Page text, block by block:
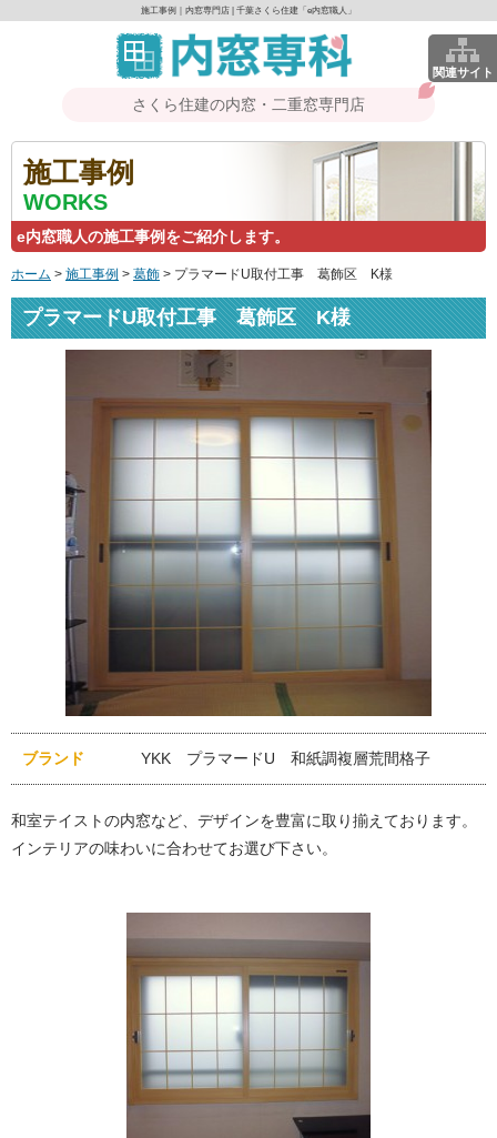
関連サイト
施工事例｜内窓専門店 | 千葉さくら住建「e内窓職人」
さくら住建の内窓・二重窓専門店
施工事例
WORKS
e内窓職人の施工事例をご紹介します。
ホーム > 施工事例 > 葛飾 > プラマードU取付工事 葛飾区 K様
プラマードU取付工事 葛飾区 K様
ブランド YKK プラマードU 和紙調複層荒間格子
和室テイストの内窓など、デザインを豊富に取り揃えております。
インテリアの味わいに合わせてお選び下さい。